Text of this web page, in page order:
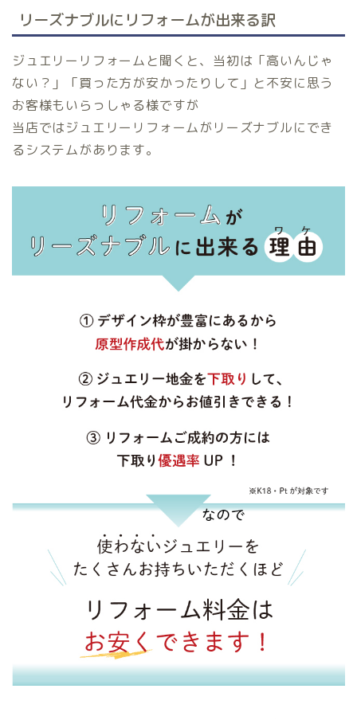
リーズナブルにリフォームが出来る訳
ジュエリーリフォームと聞くと、当初は「高いんじゃ
ない？」「買った方が安かったりして」と不安に思う
お客様もいらっしゃる様ですが
当店ではジュエリーリフォームがリーズナブルにでき
るシステムがあります。